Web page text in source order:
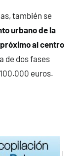
también se
urbano de la
al centro
de dos fases
euros.